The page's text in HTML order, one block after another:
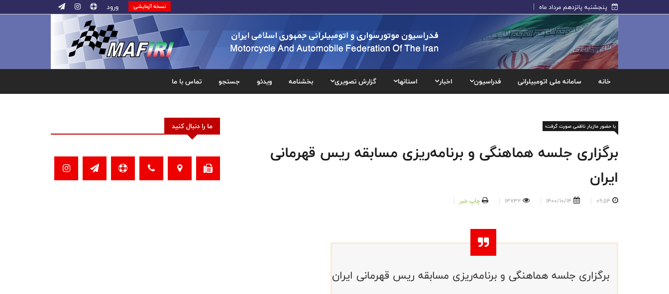
پنجشنبه پانزدهم مرداد ماه نسخه آزمایشی ورود
خانه سامانه ملی اتومبیلرانی فدراسیون اخبار استانها گزارش تصویری بخشنامه ویدئو جستجو تماس با ما
با حضور مازیار ناظمی صورت گرفت؛
برگزاری جلسه هماهنگی و برنامه‌ریزی مسابقه ریس قهرمانی
ایران
09:54
1400/10/14
13732 چاپ خبر
برگزاری جلسه هماهنگی و برنامه‌ریزی مسابقه ریس قهرمانی ایران
ما را دنبال کنید